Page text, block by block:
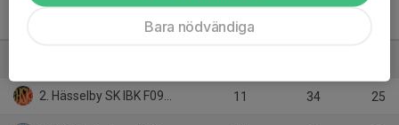
Flickor Röd 3vs3 äldre
M
2. Hässelby SK IBK F09/10 11 34 25
Bara nödvändiga